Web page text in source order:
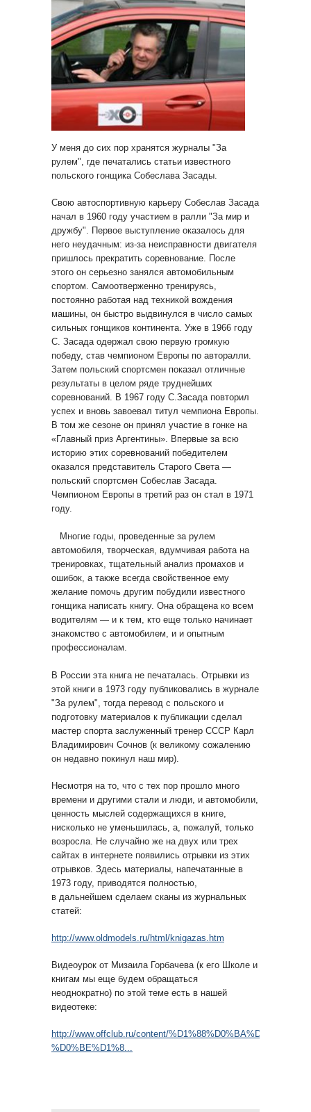
У меня до сих пор хранятся журналы "За
рулем", где печатались статьи известного
польского гонщика Собеслава Засады.
Свою автоспортивную карьеру Собеслав Засада
начал в 1960 году участием в ралли "За мир и
дружбу". Первое выступление оказалось для
него неудачным: из-за неисправности двигателя
пришлось прекратить соревнование. После
этого он серьезно занялся автомобильным
спортом. Самоотверженно тренируясь,
постоянно работая над техникой вождения
машины, он быстро выдвинулся в число самых
сильных гонщиков континента. Уже в 1966 году
С. Засада одержал свою первую громкую
победу, став чемпионом Европы по авторалли.
Затем польский спортсмен показал отличные
результаты в целом ряде труднейших
соревнований. В 1967 году С.Засада повторил
успех и вновь завоевал титул чемпиона Европы.
В том же сезоне он принял участие в гонке на
«Главный приз Аргентины». Впервые за всю
историю этих соревнований победителем
оказался представитель Старого Света —
польский спортсмен Собеслав Засада.
Чемпионом Европы в третий раз он стал в 1971
году.
Многие годы, проведенные за рулем
автомобиля, творческая, вдумчивая работа на
тренировках, тщательный анализ промахов и
ошибок, а также всегда свойственное ему
желание помочь другим побудили известного
гонщика написать книгу. Она обращена ко всем
водителям — и к тем, кто еще только начинает
знакомство с автомобилем, и и опытным
профессионалам.
В России эта книга не печаталась. Отрывки из
этой книги в 1973 году публиковались в журнале
"За рулем", тогда перевод с польского и
подготовку материалов к публикации сделал
мастер спорта заслуженный тренер СССР Карл
Владимирович Сочнов (к великому сожалению
он недавно покинул наш мир).
Несмотря на то, что с тех пор прошло много
времени и другими стали и люди, и автомобили,
ценность мыслей содержащихся в книге,
нисколько не уменьшилась, а, пожалуй, только
возросла. Не случайно же на двух или трех
сайтах в интернете появились отрывки из этих
отрывков. Здесь материалы, напечатанные в
1973 году, приводятся полностью,
в дальнейшем сделаем сканы из журнальных
статей:
http://www.oldmodels.ru/html/knigazas.htm
Видеоурок от Мизаила Горбачева (к его Школе и
книгам мы еще будем обращаться
неоднократно) по этой теме есть в нашей
видеотеке:
http://www.offclub.ru/content/
%D0%BE%D1%8...